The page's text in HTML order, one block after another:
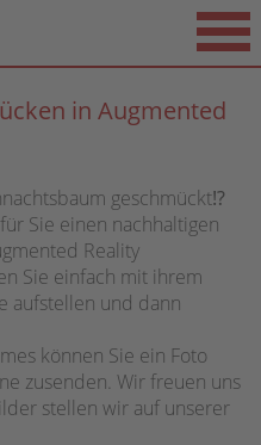
in Augmented
geschmückt⁉
Sie einen nachhaltigen
Reality
Sie einfach mit ihrem
aufstellen und dann
können Sie ein Foto
zusenden. Wir freuen uns
stellen wir auf unserer